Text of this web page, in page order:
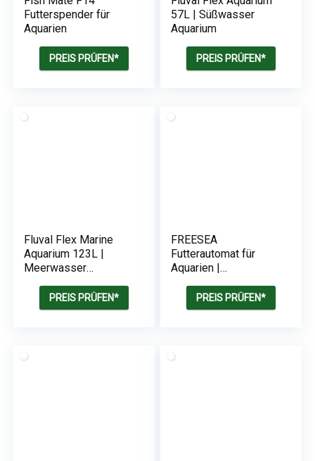
Futterspender für
Aquarien
PREIS PRÜFEN*
57L | Süßwasser
Aquarium
PREIS PRÜFEN*
Fluval Flex Marine
Aquarium 123L |
Meerwasser
PREIS PRÜFEN*
FREESEA
Futterautomat für
Aquarien |
Fischfütterung-
Feuchtigkeitsbeständ
PREIS PRÜFEN*